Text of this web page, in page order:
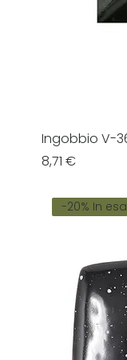
Ingobbio V-
Prezzo
8,71 €
-20% In